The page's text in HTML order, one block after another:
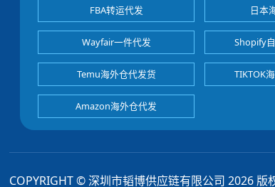
FBA转运代发 日本
Wayfair一件代发 Shopify
Temu海外仓代发货 TIKTOK
Amazon海外仓代发
COPYRIGHT © 深圳市韬博供应链有限公司 2026 版